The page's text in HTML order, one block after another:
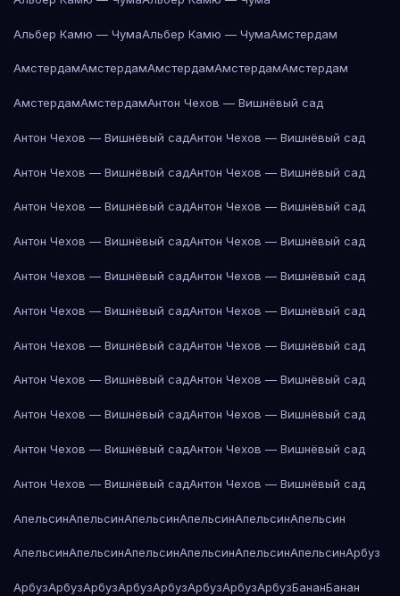
Альбер Камю — ЧумаАльбер Камю — ЧумаАмстердам
АмстердамАмстердамАмстердамАмстердамАмстердам
АмстердамАмстердамАнтон Чехов — Вишнёвый сад
Антон Чехов — Вишнёвый садАнтон Чехов — Вишнёвый сад
Антон Чехов — Вишнёвый садАнтон Чехов — Вишнёвый сад
Антон Чехов — Вишнёвый садАнтон Чехов — Вишнёвый сад
Антон Чехов — Вишнёвый садАнтон Чехов — Вишнёвый сад
Антон Чехов — Вишнёвый садАнтон Чехов — Вишнёвый сад
Антон Чехов — Вишнёвый садАнтон Чехов — Вишнёвый сад
Антон Чехов — Вишнёвый садАнтон Чехов — Вишнёвый сад
Антон Чехов — Вишнёвый садАнтон Чехов — Вишнёвый сад
Антон Чехов — Вишнёвый садАнтон Чехов — Вишнёвый сад
Антон Чехов — Вишнёвый садАнтон Чехов — Вишнёвый сад
Антон Чехов — Вишнёвый садАнтон Чехов — Вишнёвый сад
АпельсинАпельсинАпельсинАпельсинАпельсинАпельсин
АпельсинАпельсинАпельсинАпельсинАпельсинАпельсинАрбуз
АрбузАрбузАрбузАрбузАрбузАрбузАрбузАрбузБананБанан